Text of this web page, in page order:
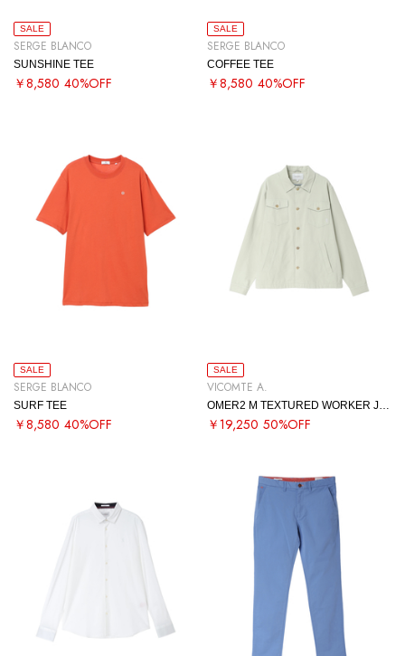
SALE
SERGE BLANCO
SUNSHINE TEE
￥8,580 40%OFF
SALE
SERGE BLANCO
COFFEE TEE
￥8,580 40%OFF
SALE
SERGE BLANCO
SURF TEE
￥8,580 40%OFF
SALE
VICOMTE A.
￥19,250 50%OFF